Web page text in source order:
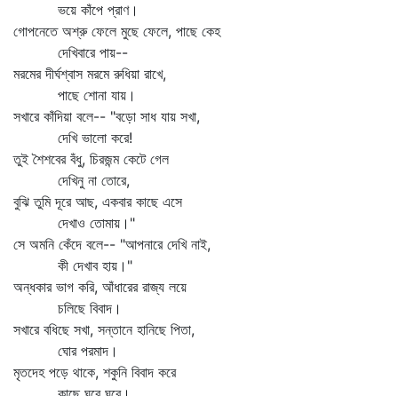
ভয়ে কাঁপে প্রাণ।
গোপনেতে অশ্রু ফেলে মুছে ফেলে, পাছে কেহ
দেখিবারে পায়--
মরমের দীর্ঘশ্বাস মরমে রুধিয়া রাখে,
পাছে শোনা যায়।
সখারে কাঁদিয়া বলে-- "বড়ো সাধ যায় সখা,
দেখি ভালো করে!
তুই শৈশবের বঁধু, চিরজন্ম কেটে গেল
দেখিনু না তোরে,
বুঝি তুমি দূরে আছ, একবার কাছে এসে
দেখাও তোমায়।"
সে অমনি কেঁদে বলে-- "আপনারে দেখি নাই,
কী দেখাব হায়।"
অন্ধকার ভাগ করি, আঁধারের রাজ্য লয়ে
চলিছে বিবাদ।
সখারে বধিছে সখা, সন্তানে হানিছে পিতা,
ঘোর পরমাদ।
মৃতদেহ পড়ে থাকে, শকুনি বিবাদ করে